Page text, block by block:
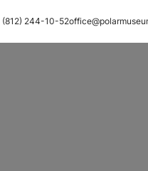
(812) 244-10-52